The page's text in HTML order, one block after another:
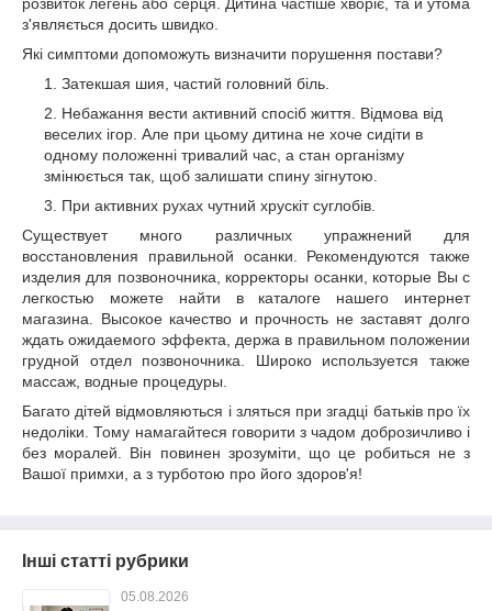
з'являється досить швидко.
Які симптоми допоможуть визначити порушення постави?
Затекшая шия, частий головний біль.
Небажання вести активний спосіб життя. Відмова від
веселих ігор. Але при цьому дитина не хоче сидіти в
одному положенні тривалий час, а стан організму
змінюється так, щоб залишати спину зігнутою.
При активних рухах чутний хрускіт суглобів.
Существует много различных упражнений для
восстановления правильной осанки. Рекомендуются также
изделия для позвоночника, корректоры осанки, которые Вы с
легкостью можете найти в каталоге нашего интернет
магазина. Высокое качество и прочность не заставят долго
ждать ожидаемого эффекта, держа в правильном положении
грудной отдел позвоночника. Широко используется также
массаж, водные процедуры.
Багато дітей відмовляються і зляться при згадці батьків про їх
недоліки. Тому намагайтеся говорити з чадом доброзичливо і
без моралей. Він повинен зрозуміти, що це робиться не з
Вашої примхи, а з турботою про його здоров'я!
Інші статті рубрики
05.08.2026